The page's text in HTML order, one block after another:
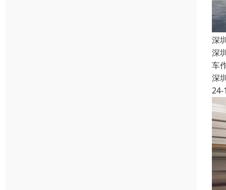
深
深
车
深
24-